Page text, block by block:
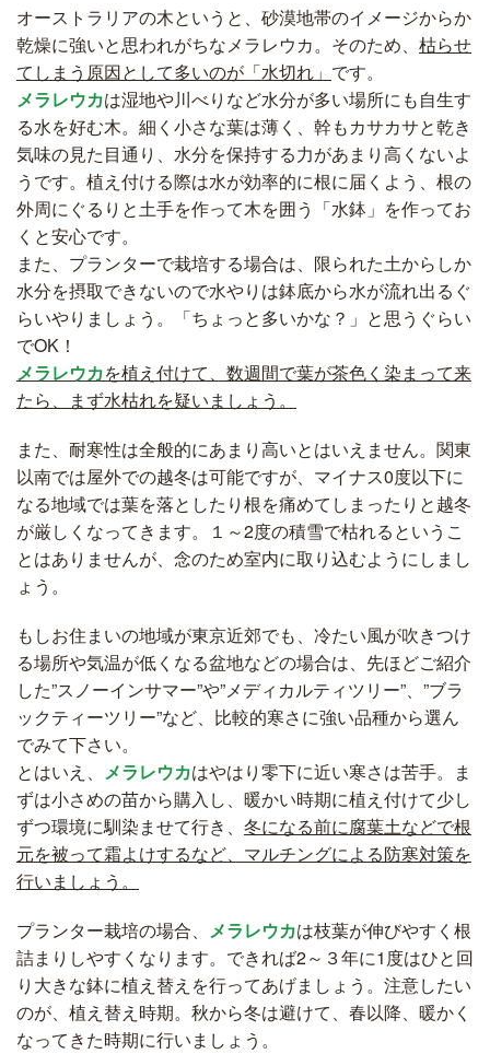
オーストラリアの木というと、砂漠地帯のイメージからか
乾燥に強いと思われがちなメラレウカ。そのため、 枯らせ
てしまう原因として多いのが「水切れ」 です。
メラレウカは湿地や川べりなど水分が多い場所にも自生す
る水を好む木。細く小さな葉は薄く、幹もカサカサと乾き
気味の見た目通り、水分を保持する力があまり高くないよ
うです。植え付ける際は水が効率的に根に届くよう、根の
外周にぐるりと土手を作って木を囲う「水鉢」を作ってお
くと安心です。
また、プランターで栽培する場合は、限られた土からしか
水分を摂取できないので水やりは鉢底から水が流れ出るぐ
らいやりましょう。「ちょっと多いかな？」と思うぐらい
でOK！
メラレウカを植え付けて、数週間で葉が茶色く染まって来
たら、まず水枯れを疑いましょう。
また、耐寒性は全般的にあまり高いとはいえません。関東
以南では屋外での越冬は可能ですが、マイナス0度以下に
なる地域では葉を落としたり根を痛めてしまったりと越冬
が厳しくなってきます。１～2度の積雪で枯れるというこ
とはありませんが、念のため室内に取り込むようにしまし
ょう。
もしお住まいの地域が東京近郊でも、冷たい風が吹きつけ
る場所や気温が低くなる盆地などの場合は、先ほどご紹介
した”スノーインサマー”や”メディカルティツリー”、”ブラ
ックティーツリー”など、比較的寒さに強い品種から選ん
でみて下さい。
とはいえ、 メラレウカはやはり零下に近い寒さは苦手。ま
ずは小さめの苗から購入し、暖かい時期に植え付けて少し
ずつ環境に馴染ませて行き、 冬になる前に腐葉土などで根
元を被って霜よけするなど、マルチングによる防寒対策を
行いましょう。
プランター栽培の場合、 メラレウカは枝葉が伸びやすく根
詰まりしやすくなります。できれば2～３年に1度はひと回
り大きな鉢に植え替えを行ってあげましょう。注意したい
のが、植え替え時期。秋から冬は避けて、春以降、暖かく
なってきた時期に行いましょう。